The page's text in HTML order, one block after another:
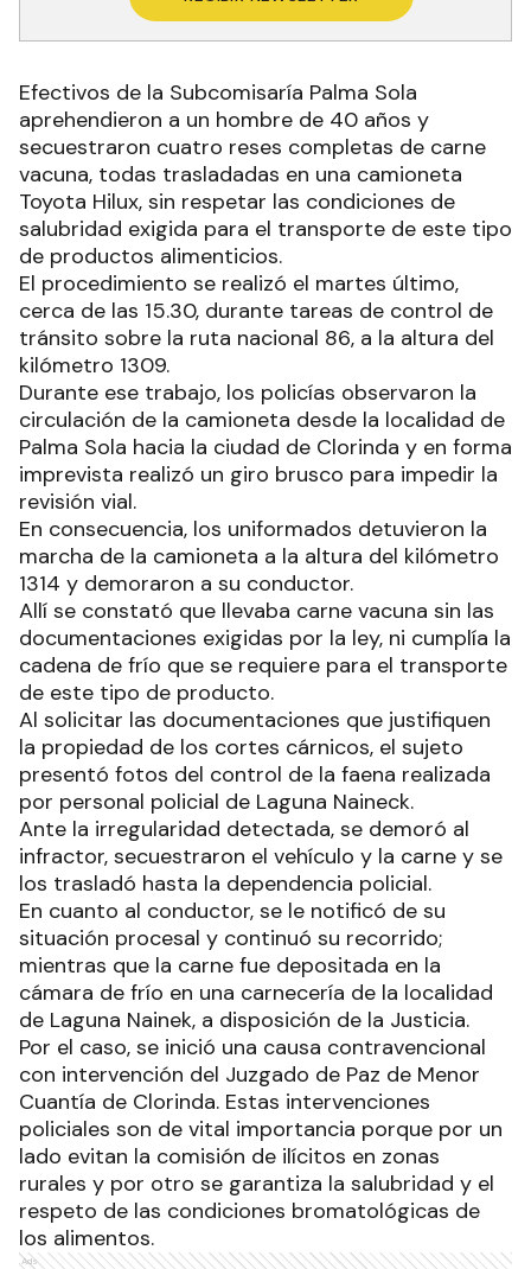
Efectivos de la Subcomisaría Palma Sola
aprehendieron a un hombre de 40 años y
secuestraron cuatro reses completas de carne
vacuna, todas trasladadas en una camioneta
Toyota Hilux, sin respetar las condiciones de
salubridad exigida para el transporte de este tipo
de productos alimenticios.
El procedimiento se realizó el martes último,
cerca de las 15.30, durante tareas de control de
tránsito sobre la ruta nacional 86, a la altura del
kilómetro 1309.
Durante ese trabajo, los policías observaron la
circulación de la camioneta desde la localidad de
Palma Sola hacia la ciudad de Clorinda y en forma
imprevista realizó un giro brusco para impedir la
revisión vial.
En consecuencia, los uniformados detuvieron la
marcha de la camioneta a la altura del kilómetro
1314 y demoraron a su conductor.
Allí se constató que llevaba carne vacuna sin las
documentaciones exigidas por la ley, ni cumplía la
cadena de frío que se requiere para el transporte
de este tipo de producto.
Al solicitar las documentaciones que justifiquen
la propiedad de los cortes cárnicos, el sujeto
presentó fotos del control de la faena realizada
por personal policial de Laguna Naineck.
Ante la irregularidad detectada, se demoró al
infractor, secuestraron el vehículo y la carne y se
los trasladó hasta la dependencia policial.
En cuanto al conductor, se le notificó de su
situación procesal y continuó su recorrido;
mientras que la carne fue depositada en la
cámara de frío en una carnecería de la localidad
de Laguna Nainek, a disposición de la Justicia.
Por el caso, se inició una causa contravencional
con intervención del Juzgado de Paz de Menor
Cuantía de Clorinda. Estas intervenciones
policiales son de vital importancia porque por un
lado evitan la comisión de ilícitos en zonas
rurales y por otro se garantiza la salubridad y el
respeto de las condiciones bromatológicas de
los alimentos.
Ads